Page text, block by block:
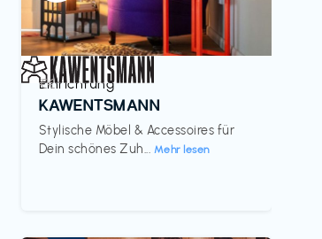
Einrichtung
KAWENTSMANN
Stylische Möbel & Accessoires für
Dein schönes Zuh... Mehr lesen
€€‎